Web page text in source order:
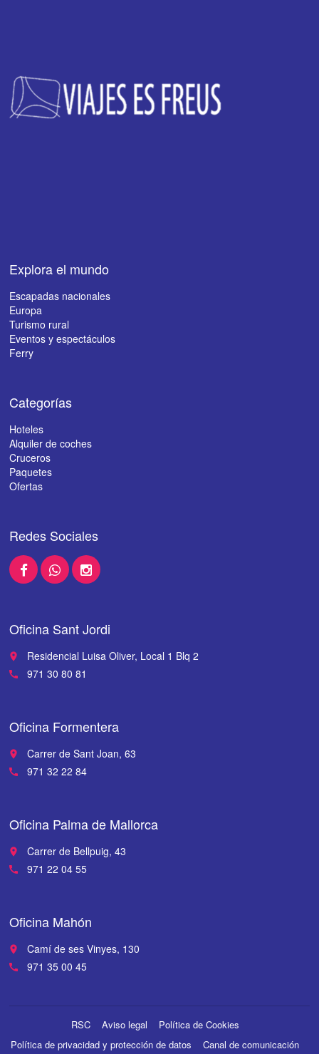
Explora el mundo
Escapadas nacionales
Europa
Turismo rural
Eventos y espectáculos
Ferry
Categorías
Hoteles
Alquiler de coches
Cruceros
Paquetes
Ofertas
Redes Sociales
Oficina Sant Jordi
place Residencial Luisa Oliver, Local 1 Blq 2
call 971 30 80 81
Oficina Formentera
place Carrer de Sant Joan, 63
call 971 32 22 84
Oficina Palma de Mallorca
place Carrer de Bellpuig, 43
call 971 22 04 55
Oficina Mahón
place Camí de ses Vinyes, 130
call 971 35 00 45
RSC Aviso legal
Política de Cookies
Política de privacidad y protección de datos
Canal de comunicación